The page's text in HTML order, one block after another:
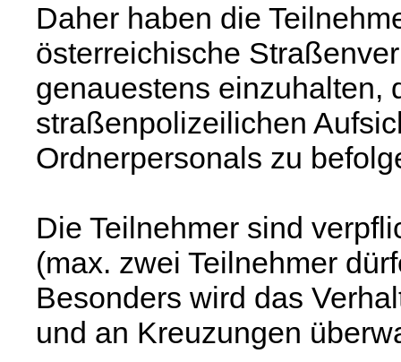
Daher haben die
österreichische
genauestens einzuhalten,
straßenpolizeilichen
Ordnerpersonals zu
Die Teilnehmer sind
(max. zwei Teilnehmer
Besonders wird das
und an Kreuzungen